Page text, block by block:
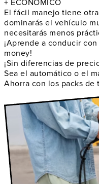
+ ECONÓMICO
El fácil manejo tiene
dominarás el vehículo
necesitarás menos
¡Aprende a conducir
money!
¡Sin diferencias de
Sea el automático o el
Ahorra con los packs de